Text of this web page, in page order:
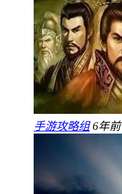
手游攻略组 6年前